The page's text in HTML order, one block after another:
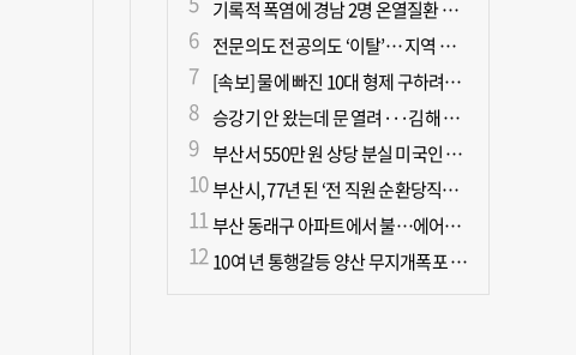
기록적 폭염에 경남 2명 온열질환 사망
전문의도 전공의도 ‘이탈’… 지역 필수의료 무너진다
[속보] 물에 빠진 10대 형제 구하려던 50대 군인 2명 심정지 상태로 이송
승강기 안 왔는데 문 열려···김해 병원서 60대 직원 추락사
부산서 550만 원 상당 분실 미국인 관광객, 경찰 도움으로 되찾아
부산시, 77년 된 ‘전 직원 순환당직제’ 폐지
부산 동래구 아파트에서 불…에어컨에서 발화 추정
10여 년 통행갈등 양산 무지개폭포 해결되나?